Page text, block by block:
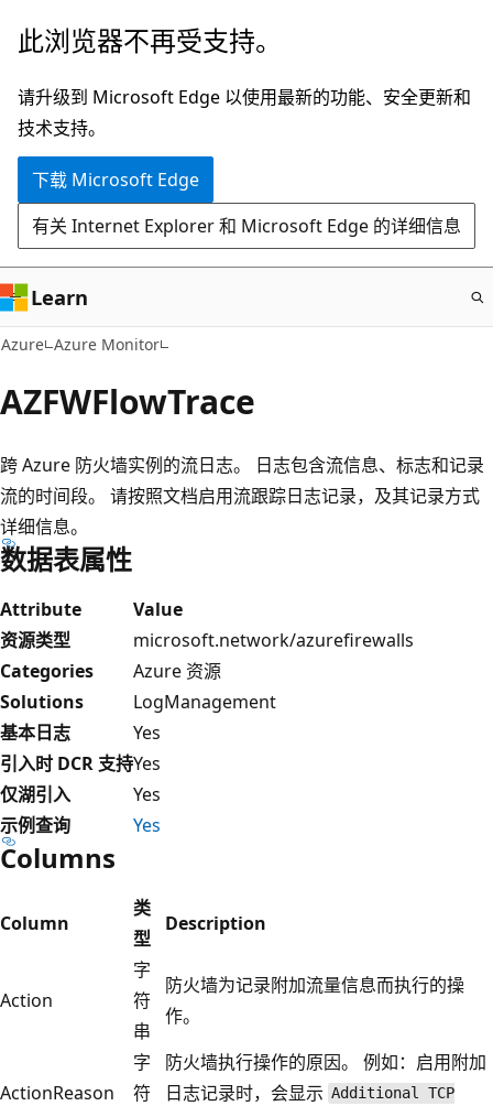
跳
主
要
内
此浏览器不再受支持。
请升级到 Microsoft Edge 以使用最新的功能、安全更新和
技术支持。
下载 Microsoft Edge
有关 Internet Explorer 和 Microsoft Edge 的详细信息
Learn
Azure Azure Monitor
AZFWFlowTrace
跨 Azure 防火墙实例的流日志。 日志包含流信息、标志和记录
流的时间段。 请按照文档启用流跟踪日志记录，及其记录方式
详细信息。
数据表属性
Attribute
Value
资源类型
microsoft.network/azurefirewalls
Categories
Azure 资源
Solutions
LogManagement
基本日志
Yes
引入时 DCR 支持Yes
仅湖引入
Yes
示例查询
Yes
Columns
Column
类
型
Description
Action
字
符
串
防火墙为记录附加流量信息而执行的操
作。
ActionReason
字
符
防火墙执行操作的原因。 例如：启用附加
日志记录时，会显示 Additional TCP